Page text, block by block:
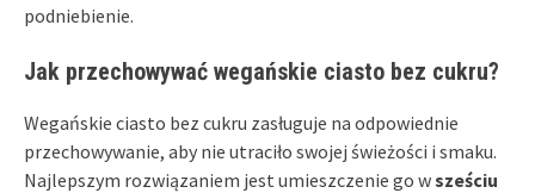
podniebienie.
Jak przechowywać wegańskie ciasto bez cukru?
Wegańskie ciasto bez cukru zasługuje na odpowiednie
przechowywanie, aby nie utraciło swojej świeżości i smaku.
Najlepszym rozwiązaniem jest umieszczenie go wsześciu